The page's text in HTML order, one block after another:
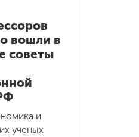
вошли в
советы
и
ученых